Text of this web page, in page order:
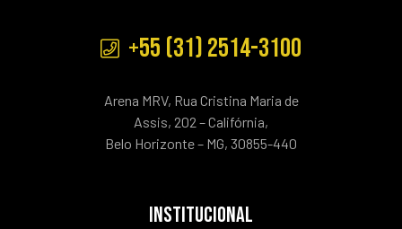
+55 (31) 2514-3100
Arena MRV, Rua Cristina Maria de
Assis, 202 – Califórnia,
Belo Horizonte – MG, 30855-440
INSTITUCIONAL